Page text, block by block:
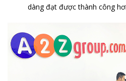
dàng đạt được thành công